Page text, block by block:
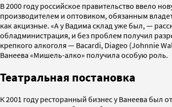
В 2000 году российское правительство ввело
производителем и оптовиком, обязанным
как акцизные. «А у Вадима склад уже был, —
обладминистрация, и без проблем получил
крепкого алкоголя — Bacardi, Diageo (Johnnie
Ванеева «Мишель-алко» получила особую роль.
Театральная постановка
К 2001 году ресторанный бизнес у Ванеева был